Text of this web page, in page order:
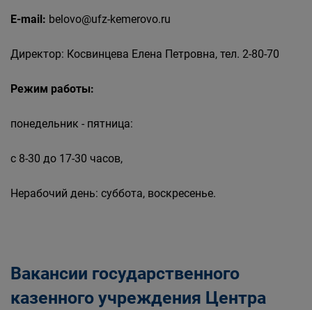
E-mail: belovo@ufz-kemerovo.ru
Директор: Косвинцева Елена Петровна, тел. 2-80-70
Режим работы:
понедельник - пятница:
с 8-30 до 17-30 часов,
Нерабочий день: суббота, воскресенье.
Вакансии государственного
казенного учреждения Центра